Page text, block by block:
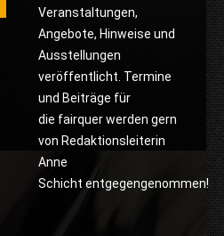
Veranstaltungen,
Angebote, Hinweise und
Ausstellungen
veröffentlicht. Termine
und Beiträge für
die fairquer werden gern
von Redaktionsleiterin
Anne
Schicht entgegengenommen!